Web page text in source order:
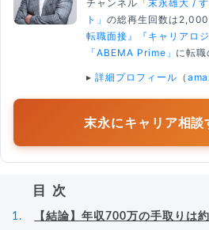
チャンネル 「末永雄大 /
ト」 の総再生回数は
転職面接』
『キャリアロ
「ABEMA Prime」 に転職
▸ 詳細プロフィール （
末永にキャリア相
目次
【結論】年収700万の手取りは